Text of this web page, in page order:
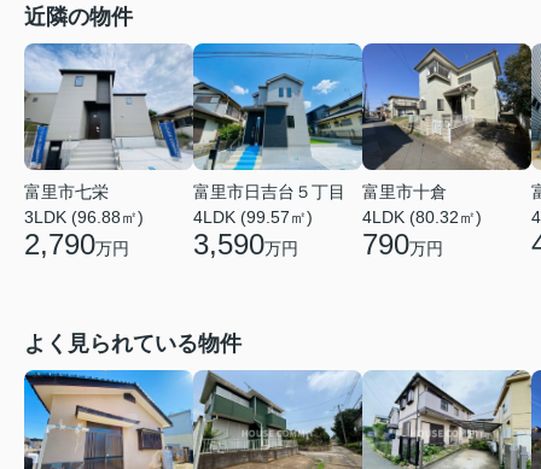
近隣の物件
富里市七栄
3LDK (96.88㎡)
2,790万円
富里市日吉台５丁目
4LDK (99.57㎡)
3,590万円
富里市十倉
4LDK (80.32㎡)
790万円
よく見られている物件